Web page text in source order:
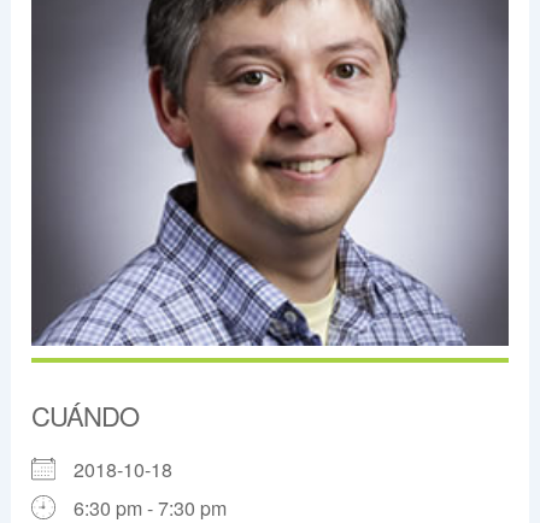
CUÁNDO
2018-10-18
6:30 pm - 7:30 pm